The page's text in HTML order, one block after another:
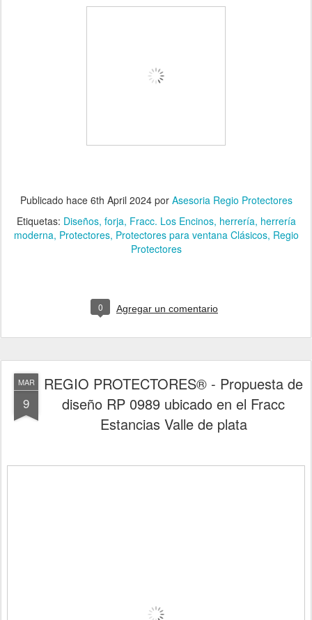
Publicado hace 6th April 2024por Asesoria Regio Protectores
Etiquetas: Diseños forja Fracc. Los Encinos herrería herrería
moderna Protectores Protectores para ventana Clásicos Regio
Protectores
0 Agregar un comentario
MAR
9
REGIO PROTECTORES® - Propuesta de
diseño RP 0989 ubicado en el Fracc
Estancias Valle de plata